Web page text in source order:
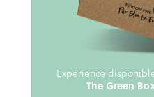
Expérience
The Green